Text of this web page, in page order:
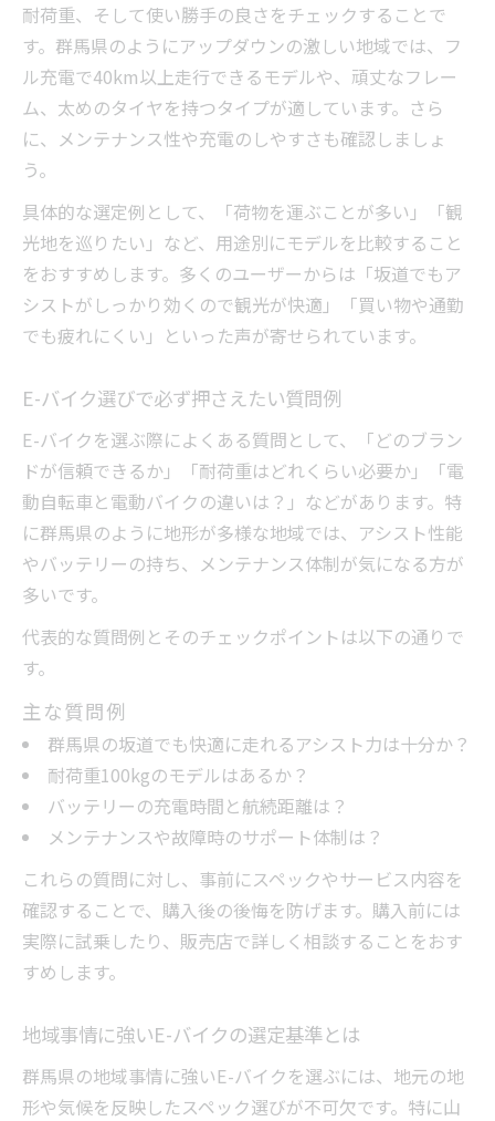
耐荷重、そして使い勝手の良さをチェックすることで
す。群馬県のようにアップダウンの激しい地域では、フ
ル充電で40km以上走行できるモデルや、頑丈なフレー
ム、太めのタイヤを持つタイプが適しています。さら
に、メンテナンス性や充電のしやすさも確認しましょ
う。
具体的な選定例として、「荷物を運ぶことが多い」「観
光地を巡りたい」など、用途別にモデルを比較すること
をおすすめします。多くのユーザーからは「坂道でもア
シストがしっかり効くので観光が快適」「買い物や通勤
でも疲れにくい」といった声が寄せられています。
E-バイク選びで必ず押さえたい質問例
E-バイクを選ぶ際によくある質問として、「どのブラン
ドが信頼できるか」「耐荷重はどれくらい必要か」「電
動自転車と電動バイクの違いは？」などがあります。特
に群馬県のように地形が多様な地域では、アシスト性能
やバッテリーの持ち、メンテナンス体制が気になる方が
多いです。
代表的な質問例とそのチェックポイントは以下の通りで
す。
主な質問例
群馬県の坂道でも快適に走れるアシスト力は十分か？
耐荷重100kgのモデルはあるか？
バッテリーの充電時間と航続距離は？
メンテナンスや故障時のサポート体制は？
これらの質問に対し、事前にスペックやサービス内容を
確認することで、購入後の後悔を防げます。購入前には
実際に試乗したり、販売店で詳しく相談することをおす
すめします。
地域事情に強いE-バイクの選定基準とは
群馬県の地域事情に強いE-バイクを選ぶには、地元の地
形や気候を反映したスペック選びが不可欠です。特に山